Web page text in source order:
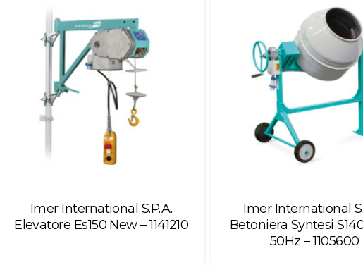
Imer International S.P.A.
Elevatore Es150 New – 1141210
Imer International
Betoniera Syntesi
50Hz – 1105600